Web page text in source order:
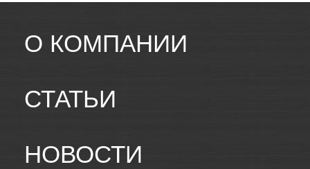
О КОМПАНИИ
СТАТЬИ
НОВОСТИ